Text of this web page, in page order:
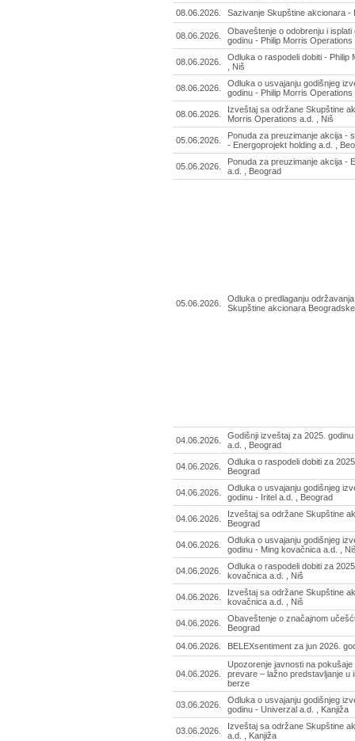
08.06.2026.
Sazivanje Skupštine akcionara -
08.06.2026.
Obaveštenje o odobrenju i isplati
godinu - Philip Morris Operations
08.06.2026.
Odluka o raspodeli dobiti - Philip
, Niš
08.06.2026.
Odluka o usvajanju godišnjeg
godinu - Philip Morris Operations
08.06.2026.
Izveštaj sa održane Skupštine
Morris Operations a.d. , Niš
05.06.2026.
Ponuda za preuzimanje akcija -
- Energoprojekt holding a.d. ,
05.06.2026.
Ponuda za preuzimanje akcija -
a.d. , Beograd
05.06.2026.
Odluka o predlaganju
Skupštine akcionara
04.06.2026.
Godišnji izveštaj za 2025.
a.d. , Beograd
04.06.2026.
Odluka o raspodeli dobiti za
Beograd
04.06.2026.
Odluka o usvajanju godišnjeg
godinu - Iritel a.d. , Beograd
04.06.2026.
Izveštaj sa održane Skupštine
Beograd
04.06.2026.
Odluka o usvajanju godišnjeg
godinu - Ming kovačnica a.d. ,
04.06.2026.
Odluka o raspodeli dobiti za
kovačnica a.d. , Niš
04.06.2026.
Izveštaj sa održane Skupštine
kovačnica a.d. , Niš
04.06.2026.
Obaveštenje o značajnom
Beograd
04.06.2026.
BELEXsentiment za jun 2026.
04.06.2026.
Upozorenje javnosti na
prevare – lažno predstavljanje u
berze
03.06.2026.
Odluka o usvajanju godišnjeg
godinu - Univerzal a.d. , Kanjiža
03.06.2026.
Izveštaj sa održane Skupštine
a.d. , Kanjiža